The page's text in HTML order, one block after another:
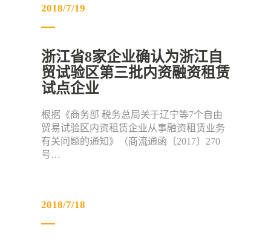
2018/7/19
浙江省8家企业确认为浙江自
贸试验区第三批内资融资租赁
试点企业
根据《商务部 税务总局关于辽宁等7个自由
贸易试验区内资租赁企业从事融资租赁业务
有关问题的通知》（商流通函〔2017〕270
号…
2018/7/18